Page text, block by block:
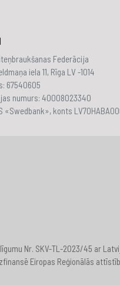
Federācija
iela 11, Rīga LV -1014
67540605
numurs: 40008023340
«Swedbank», konts
Nr. SKV-TL-2023/45 ar
Eiropas Reģionālās